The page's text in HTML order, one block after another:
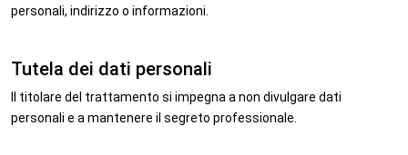
personali, indirizzo o informazioni.
Tutela dei dati personali
Il titolare del trattamento si impegna a non divulgare dati
personali e a mantenere il segreto professionale.